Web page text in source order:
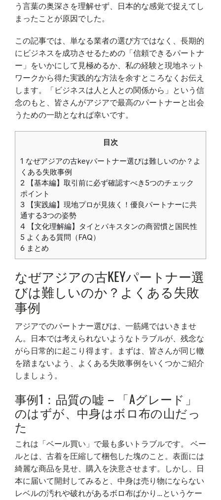
う言葉の奥深さを理解せず、日本的な感覚で捉えてし
まったことが原因でした。
この記事では、単なる業者の選び方ではなく、長期的
にビジネスを成功させるための「信頼できるパートナ
ー」をいかにして見極めるか、私の経験と現地ネット
ワークから得た実践的な方法を余すところなくお伝え
します。「ビジネスは人と人との関係から」という信
念のもと、皆さんがアジアで最高のパートナーと出会
うための一助となれば幸いです。
目次
1 なぜアジアの古keyパートナー選びは難しいのか？よ
くある失敗事例
2 【基本編】取引前に必ず確認すべき5つのチェック
ポイント
3 【実践編】現地プロが見抜く！優良パートナーに共
通する3つの姿勢
4 【文化理解編】タイとパキスタンの商習慣と国民性
5 よくある質問（FAQ）
6 まとめ
なぜアジアの古KEYパートナー選
びは難しいのか？よくある失敗
事例
アジアでのパートナー選びは、一筋縄ではいきませ
ん。日本では考えられないようなトラブルが、残念な
がら日常的に起こり得ます。まずは、皆さんが同じ轍
を踏まないよう、よくある失敗事例をいくつかご紹介
しましょう。
事例1：品質の嘘 – 「Aグレード」
のはずが、中身はボロ布の山だっ
た
これは「ベール買い」で最も多いトラブルです。 ベー
ルとは、古着を圧縮して梱包した塊のこと。表面には
綺麗な商品を見せ、購入を決意させます。しかし、日
本に届いて開封してみると、中身は売り物にならない
レベルの汚れや破れがあるボロ布ばかり…というケー